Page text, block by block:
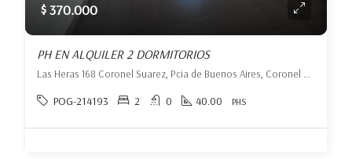
$ 370.000
PH EN ALQUILER 2 DORMITORIOS
POG-214193 2 0 40.00 PHS